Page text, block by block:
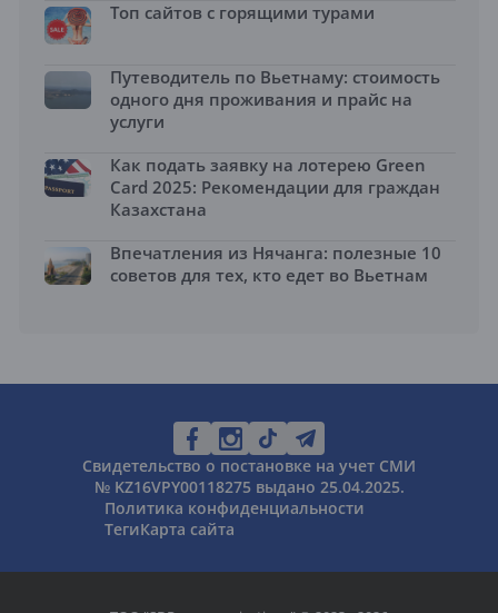
Топ сайтов с горящими турами
Путеводитель по Вьетнаму: стоимость
одного дня проживания и прайс на
услуги
Как подать заявку на лотерею Green
Card 2025: Рекомендации для граждан
Казахстана
Впечатления из Нячанга: полезные 10
советов для тех, кто едет во Вьетнам
Свидетельство о постановке на учет СМИ
№ KZ16VPY00118275 выдано 25.04.2025.
Политика конфиденциальности
ТегиКарта сайта